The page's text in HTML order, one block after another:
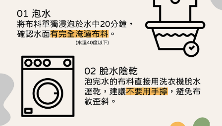
１．透過由恩沛科技股份有限公司提供之「AFTEE先享後付」服務完成之交
易，需依本服務之必要範圍內提供個人資料，並將交易相關給付款項請求債
權轉讓予恩沛科技股份有限公司。
２．關於個人資料處理事宜，請瀏覽以下網址：
https://aftee.tw/terms/#terms3
３．未成年的使用者請事先徵得法定代理人或監護人之同意方可使用
「AFTEE先享後付」，若未經同意申辦者引起之損失，本公司不負相關責
任。
４．使用「AFTEE先享後付」時，將依據個別帳號之用戶狀況，依本公司即
時審查核予不同之上限額度；若仍有額度不足之情形，本公司將視審查結果
請求用戶進行身份認證。
５．嚴禁一人註冊多個帳號或使用他人資訊註冊。若發現惡意使用之情形，
恩沛科技股份有限公司將有權停止該用戶之使用額度並採取法律行動。